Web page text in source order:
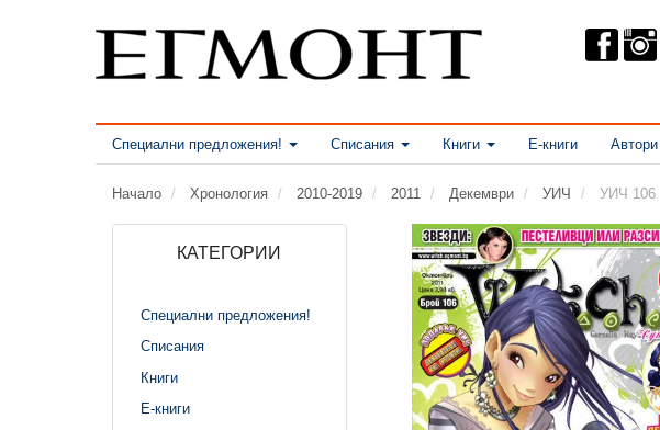
Специални предложения! Списания Книги Е-книги Автори
Начало Хронология 2010-2019 2011 Декември УИЧ УИЧ 106
КАТЕГОРИИ
Специални предложения!
Списания
Книги
Е-книги